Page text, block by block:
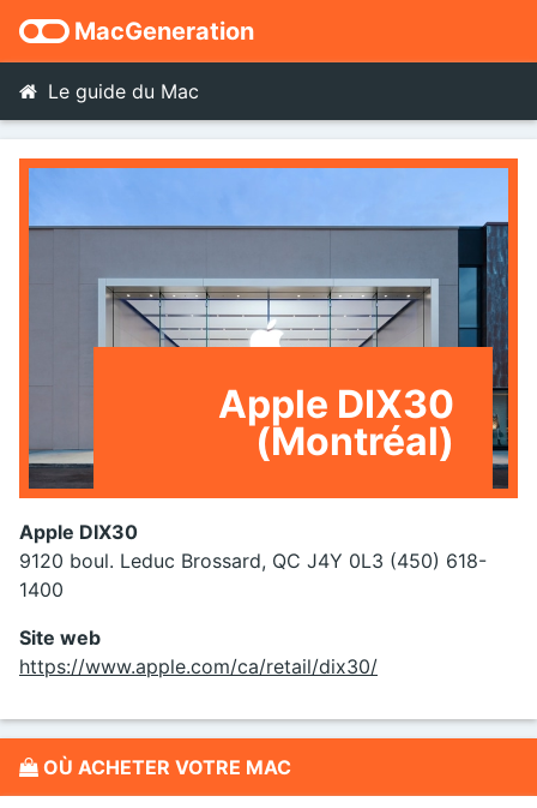
MacGeneration
Le guide du Mac
Apple DIX30
(Montréal)
Apple DIX30
9120 boul. Leduc Brossard, QC J4Y 0L3 (450) 618-
1400
Site web
https://www.apple.com/ca/retail/dix30/
OÙ ACHETER VOTRE MAC